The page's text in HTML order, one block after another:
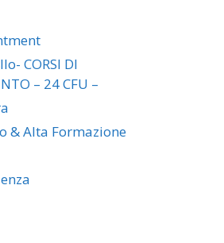
CORSI DI
– 24 CFU –
& Alta Formazione